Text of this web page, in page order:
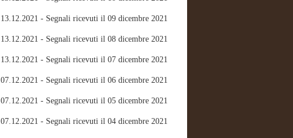
13.12.2021 - Segnali ricevuti il 09 dicembre 2021
13.12.2021 - Segnali ricevuti il 08 dicembre 2021
13.12.2021 - Segnali ricevuti il 07 dicembre 2021
07.12.2021 - Segnali ricevuti il 06 dicembre 2021
07.12.2021 - Segnali ricevuti il 05 dicembre 2021
07.12.2021 - Segnali ricevuti il 04 dicembre 2021